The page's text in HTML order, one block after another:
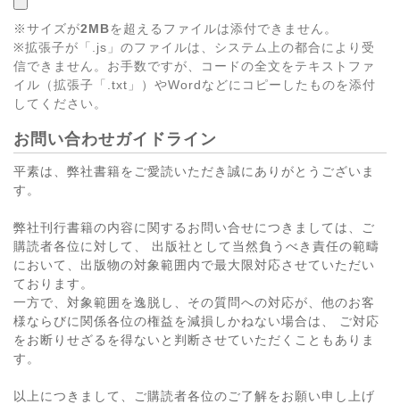
※サイズが2MBを超えるファイルは添付できません。
※拡張子が「.js」のファイルは、システム上の都合により受
信できません。お手数ですが、コードの全文をテキストファ
イル（拡張子「.txt」）やWordなどにコピーしたものを添付
してください。
お問い合わせガイドライン
平素は、弊社書籍をご愛読いただき誠にありがとうございま
す。
弊社刊行書籍の内容に関するお問い合せにつきましては、ご
購読者各位に対して、 出版社として当然負うべき責任の範疇
において、出版物の対象範囲内で最大限対応させていただい
ております。
一方で、対象範囲を逸脱し、その質問への対応が、他のお客
様ならびに関係各位の権益を減損しかねない場合は、 ご対応
をお断りせざるを得ないと判断させていただくこともありま
す。
以上につきまして、ご購読者各位のご了解をお願い申し上げ